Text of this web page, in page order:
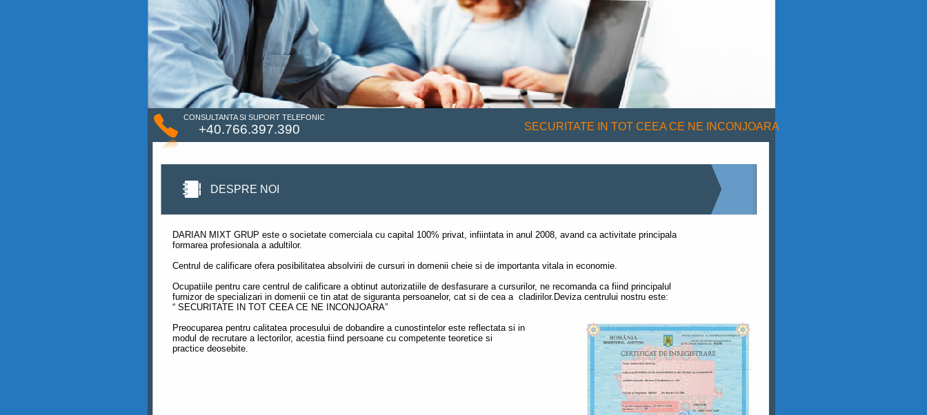
DESPRE NOI
CONSULTANTA SI SUPORT TELEFONIC
+40.766.397.390 SECURITATE IN TOT CEEA CE NE INCONJOARA
DARIAN MIXT GRUP este o societate comerciala cu capital 100% privat, infiintata in anul 2008, avand ca activitate principala
formarea profesionala a adultilor.
Centrul de calificare ofera posibilitatea absolvirii de cursuri in domenii cheie si de importanta vitala in economie.
Ocupatiile pentru care centrul de calificare a obtinut autorizatiile de desfasurare a cursurilor, ne recomanda ca fiind principalul
furnizor de specializari in domenii ce tin atat de siguranta persoanelor, cat si de cea a cladirilor.Deviza centrului nostru este:
“ SECURITATE IN TOT CEEA CE NE INCONJOARA”
Preocuparea pentru calitatea procesului de dobandire a cunostintelor este reflectata si in
modul de recrutare a lectorilor, acestia fiind persoane cu competente teoretice si
practice deosebite.